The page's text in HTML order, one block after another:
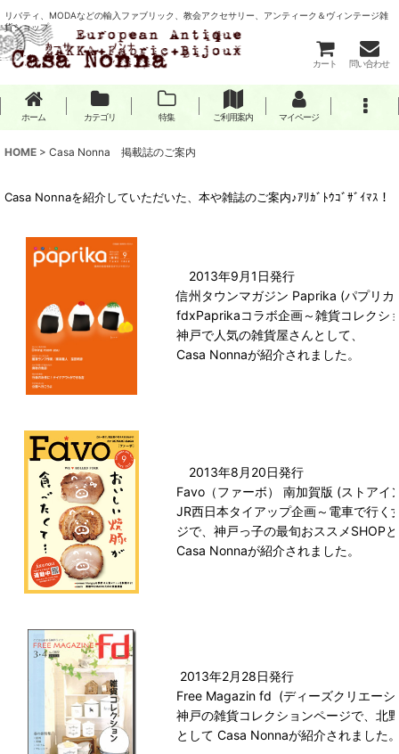
リバティ、MODAなどの輸入ファブリック、教会アクセサリー、アンティーク＆ヴィンテージ雑
貨ショップ
カート 問い合わせ
ホーム カテゴリ 特集 ご利用案内 マイページ
HOME > Casa Nonna 掲載誌のご案内
Casa Nonnaを紹介していただいた、本や雑誌のご案内♪ｱﾘｶﾞﾄｳｺﾞｻﾞｲﾏｽ！
2013年9月1日発行
信州タウンマガジン Paprika (パプリカ
fdxPaprikaコラボ企画～雑貨コレクシ
神戸で人気の雑貨屋さんとして、
Casa Nonnaが紹介されました。
2013年8月20日発行
Favo（ファーボ） 南加賀版 (ストアイ
JR西日本タイアップ企画～電車で行く
ジで、神戸っ子の最旬おススメSHOP
Casa Nonnaが紹介されました。
2013年2月28日発行
Free Magazin fd (ディーズクリエー
神戸の雑貨コレクションページで、北
として Casa Nonnaが紹介されました